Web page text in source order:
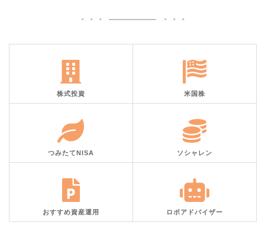
株式投資 米国株
つみたてNISA ソシャレン
おすすめ資産運用 ロボアドバイザー